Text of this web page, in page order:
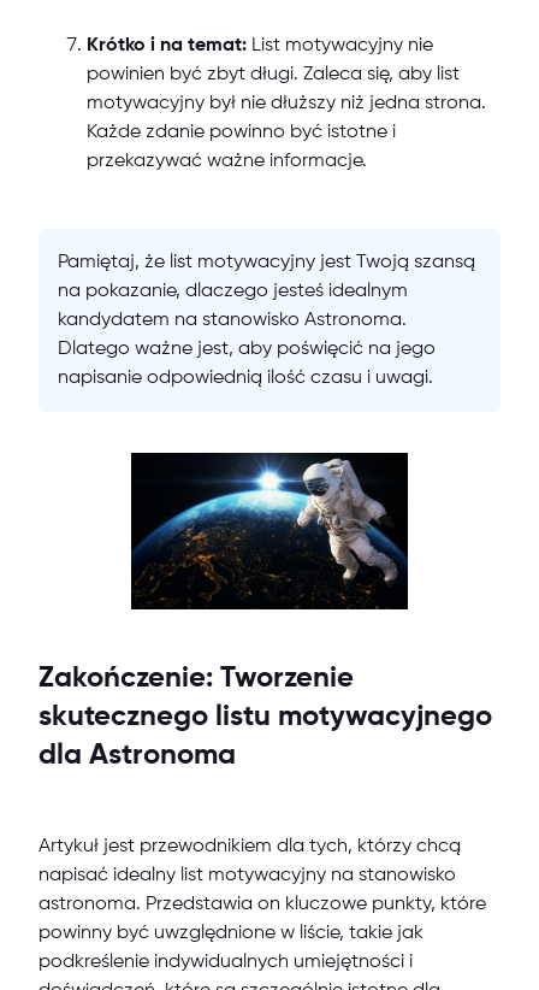
Krótko i na temat: List motywacyjny nie
powinien być zbyt długi. Zaleca się, aby list
motywacyjny był nie dłuższy niż jedna strona.
Każde zdanie powinno być istotne i
przekazywać ważne informacje.
Pamiętaj, że list motywacyjny jest Twoją szansą
na pokazanie, dlaczego jesteś idealnym
kandydatem na stanowisko Astronoma.
Dlatego ważne jest, aby poświęcić na jego
napisanie odpowiednią ilość czasu i uwagi.
Zakończenie: Tworzenie
skutecznego listu motywacyjnego
dla Astronoma
Artykuł jest przewodnikiem dla tych, którzy chcą
napisać idealny list motywacyjny na stanowisko
astronoma. Przedstawia on kluczowe punkty, które
powinny być uwzględnione w liście, takie jak
podkreślenie indywidualnych umiejętności i